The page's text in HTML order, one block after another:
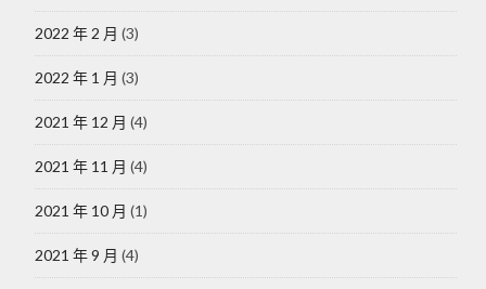
2022 年 2 月 (3)
2022 年 1 月 (3)
2021 年 12 月 (4)
2021 年 11 月 (4)
2021 年 10 月 (1)
2021 年 9 月 (4)